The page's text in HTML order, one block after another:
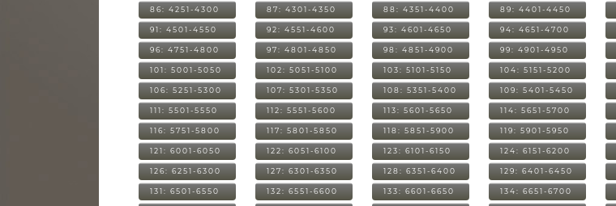
86: 4251-4300 87: 4301-4350 88: 4351-4400 89: 4401-4450
91: 4501-4550 92: 4551-4600 93: 4601-4650 94: 4651-4700
96: 4751-4800 97: 4801-4850 98: 4851-4900 99: 4901-4950
101: 5001-5050 102: 5051-5100 103: 5101-5150 104: 5151-5200
106: 5251-5300 107: 5301-5350 108: 5351-5400 109: 5401-5450
111: 5501-5550 112: 5551-5600 113: 5601-5650 114: 5651-5700
116: 5751-5800 117: 5801-5850 118: 5851-5900 119: 5901-5950
121: 6001-6050 122: 6051-6100 123: 6101-6150 124: 6151-6200
126: 6251-6300 127: 6301-6350 128: 6351-6400 129: 6401-6450
131: 6501-6550 132: 6551-6600 133: 6601-6650 134: 6651-6700